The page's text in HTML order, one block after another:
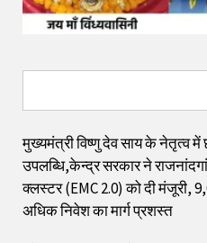
मुख्यमंत्री विष्णु देव साय के नेतृत्व में
उपलब्धि,केन्द्र सरकार ने
क्लस्टर (EMC 2.0) को दी मंजूरी,
अधिक निवेश का मार्ग प्रशस्त